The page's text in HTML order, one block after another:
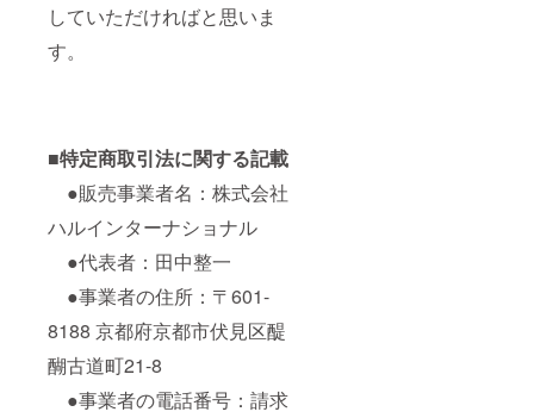
していただければと思いま
す。
■特定商取引法に関する記載
●販売事業者名：株式会社
ハルインターナショナル
●代表者：田中整一
●事業者の住所：〒601-
8188 京都府京都市伏見区醍
醐古道町21-8
●事業者の電話番号：請求